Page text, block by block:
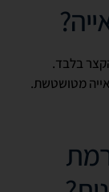
בלבד.
מטושטשת.